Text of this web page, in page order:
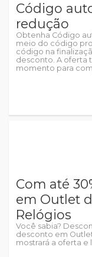
Código
redução
Obtenha Código
meio do código
código na
desconto. A oferta
momento para
Com até
em Outlet
Relógios
Você sabia?
desconto em
mostrará a oferta e